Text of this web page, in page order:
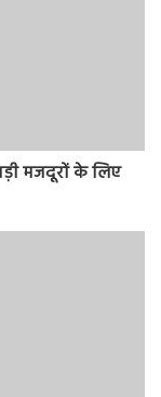
मजदूरों के लिए